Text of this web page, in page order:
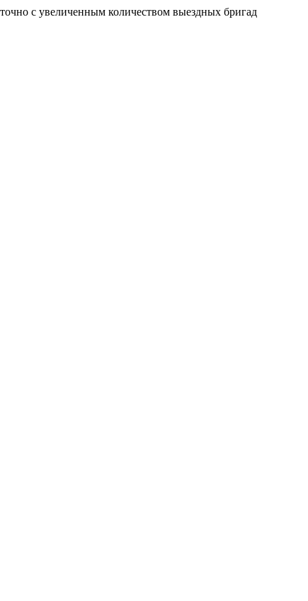
с увеличенным количеством выездных бригад